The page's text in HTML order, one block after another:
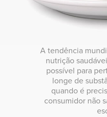
A tendência
nutrição
possível para
longe de
quando é
consumidor não